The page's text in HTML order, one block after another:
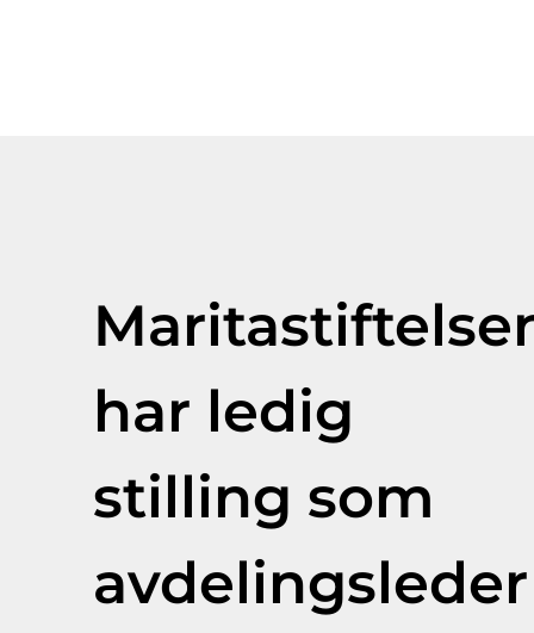
har ledig
stilling som
avdelingsleder